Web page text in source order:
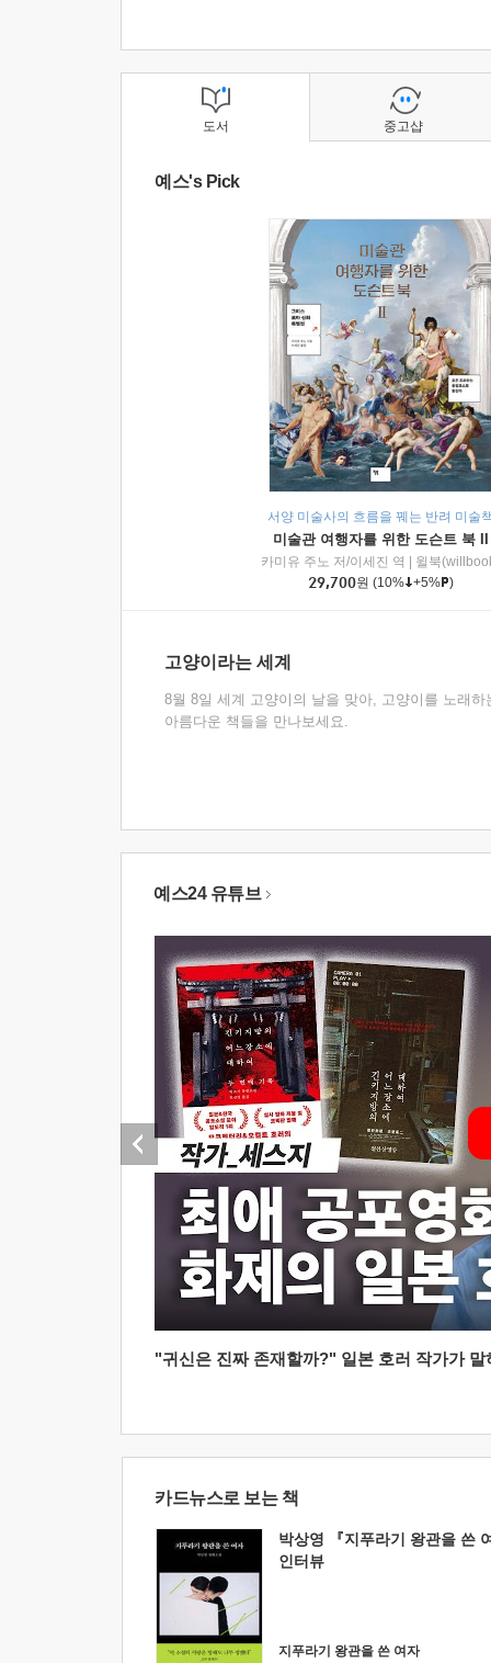
도서
예스's Pick
서양 미술사의 흐름을 꿰는 반려 미술
미술관 여행자를 위한 도슨트 북 II
카미유 주노 저/이세진 역
윌북
29,700원 (10% +5% )
고양이라는 세계
8월 8일 세계 고양이의 날을 맞아, 고양이를 노래하
아름다운 책들을 만나보세요.
중고샵
예스24 유튜브
"귀신은 진짜 존재할까?" 일본 호러 작가가
카드뉴스로 보는 책
박상영 『지푸라기 왕관을 쓴
인터뷰
지푸라기 왕관을 쓴 여자